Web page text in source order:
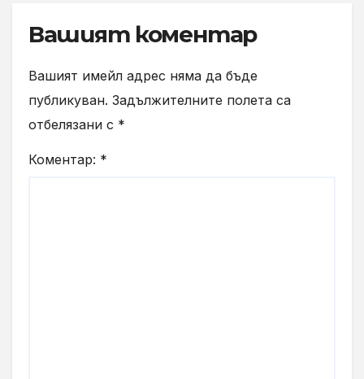
Вашият коментар
Вашият имейл адрес няма да бъде
публикуван. Задължителните полета са
отбелязани с *
Коментар: *